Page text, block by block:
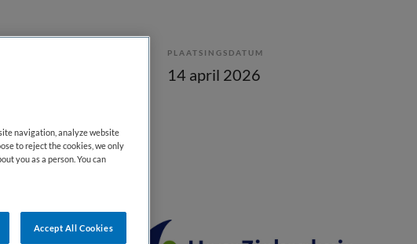
PLAATSINGSDATUM
14 april 2026
navigation, analyze website
to reject the cookies, we only
you as a person. You can
Accept All Cookies